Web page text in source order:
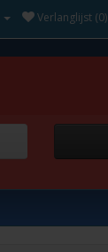
Verlanglijst (0)